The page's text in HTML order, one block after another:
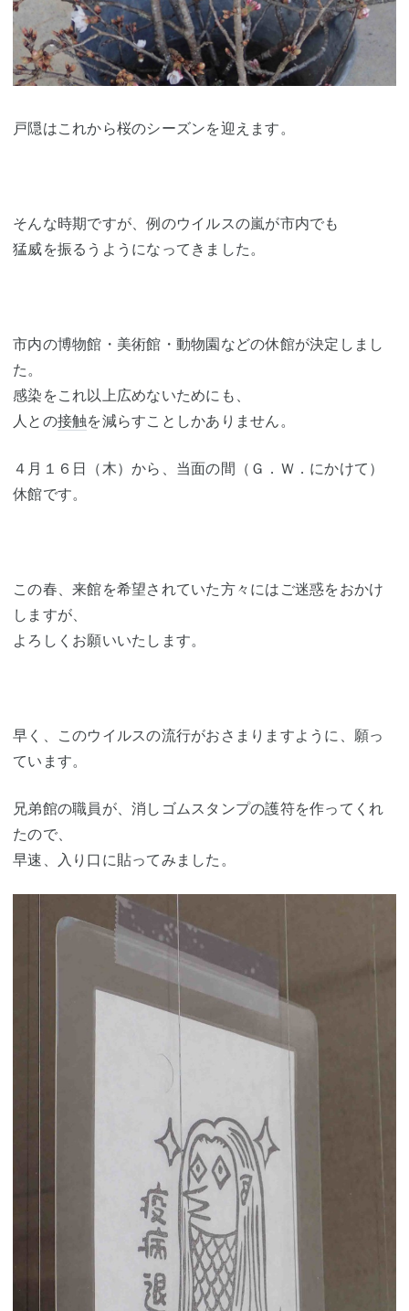
戸隠はこれから桜のシーズンを迎えます。
そんな時期ですが、例のウイルスの嵐が市内でも
猛威を振るうようになってきました。
市内の博物館・美術館・動物園などの休館が決定しまし
た。
感染をこれ以上広めないためにも、
人との接触を減らすことしかありません。
４月１６日（木）から、当面の間（Ｇ．Ｗ．にかけて）
休館です。
この春、来館を希望されていた方々にはご迷惑をおかけ
しますが、
よろしくお願いいたします。
早く、このウイルスの流行がおさまりますように、願っ
ています。
兄弟館の職員が、消しゴムスタンプの護符を作ってくれ
たので、
早速、入り口に貼ってみました。